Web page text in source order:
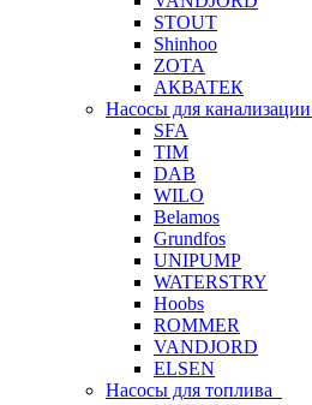
STOUT
Shinhoo
ZOTA
АКВАТЕК
Насосы для канализации
SFA
TIM
DAB
WILO
Belamos
Grundfos
UNIPUMP
WATERSTRY
Hoobs
ROMMER
VANDJORD
ELSEN
Насосы для топлива